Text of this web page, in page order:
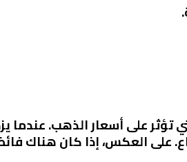
على أسعار الذهب. عندما
على العكس، إذا كان هناك